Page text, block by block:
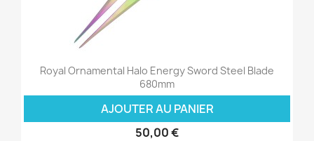
Royal Ornamental Halo Energy Sword Steel Blade
680mm
AJOUTER AU PANIER
50,00 €